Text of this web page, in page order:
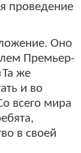
проведение
Оно
Премьер-
же
и во
всего мира
в своей